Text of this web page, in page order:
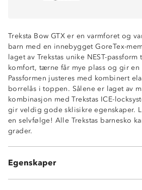
Treksta Bow GTX er en varmforet og
barn med en innebygget GoreTex-
laget av Trekstas unike NEST-
komfort, tærne får mye plass og gir en
Passformen justeres med kombinert
borrelås i toppen. Sålene er laget av
kombinasjon med Trekstas ICE-
gir veldig gode sklisikre egenskaper.
en selvfølge! Alle Trekstas barnesko
grader.
Egenskaper
Gore-Tex membran
Varmeforet
Maskinvaskbar
NestFit: bred passform
Yttermateriale i tekstil
Yttersåle i naturgummi